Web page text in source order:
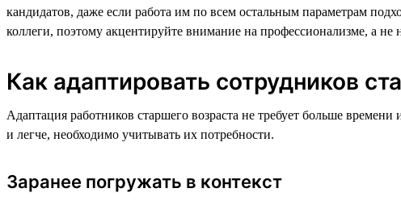
кандидатов, даже если работа им по всем остальным параметрам
коллеги, поэтому акцентируйте внимание на профессионализме, а не
Как адаптировать сотрудников
Адаптация работников старшего возраста не требует больше
и легче, необходимо учитывать их потребности.
Заранее погружать в контекст